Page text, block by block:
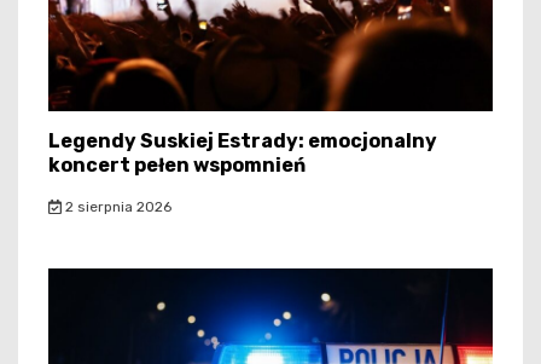
Legendy Suskiej Estrady: emocjonalny
koncert pełen wspomnień
2 sierpnia 2026